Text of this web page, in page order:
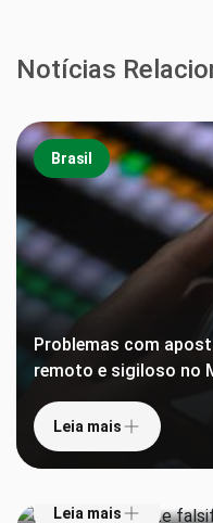
Notícias
Brasil
Problemas com
remoto e sigiloso no
Leia mais
Anvisa proíbe lote
ômega-3 e interdita
Leia mais